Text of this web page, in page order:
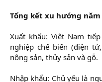
Tổng kết xu hướng năm
Xuất khẩu: Việt Nam
nghiệp chế biến (điện
nông sản, thủy sản và gỗ.
Nhập khẩu: Chủ yếu là